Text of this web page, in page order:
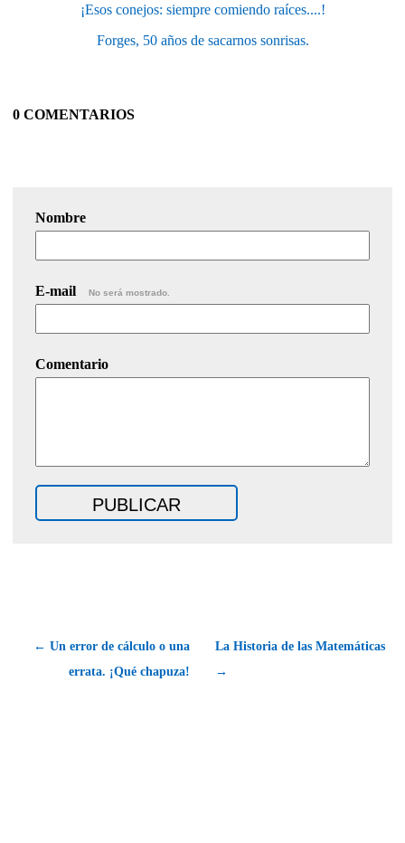
¡Esos conejos: siempre comiendo raíces....!
Forges, 50 años de sacarnos sonrisas.
0 COMENTARIOS
Nombre
E-mail No será mostrado.
Comentario
← Un error de cálculo o una
errata. ¡Qué chapuza!
La Historia de las Matemáticas
→